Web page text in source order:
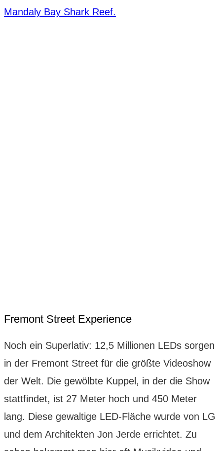
Mandaly Bay Shark Reef.
Fremont Street Experience
Noch ein Superlativ: 12,5 Millionen LEDs sorgen
in der Fremont Street für die größte Videoshow
der Welt. Die gewölbte Kuppel, in der die Show
stattfindet, ist 27 Meter hoch und 450 Meter
lang. Diese gewaltige LED-Fläche wurde von LG
und dem Architekten Jon Jerde errichtet. Zu